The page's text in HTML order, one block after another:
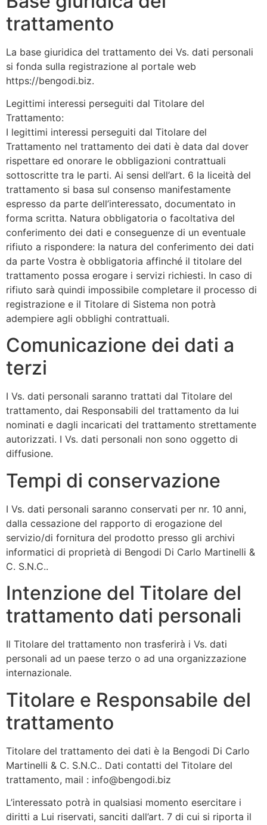
trattamento
La base giuridica del trattamento dei Vs. dati personali
si fonda sulla registrazione al portale web
https://bengodi.biz.
Legittimi interessi perseguiti dal Titolare del
Trattamento:
I legittimi interessi perseguiti dal Titolare del
Trattamento nel trattamento dei dati è data dal dover
rispettare ed onorare le obbligazioni contrattuali
sottoscritte tra le parti. Ai sensi dell’art. 6 la liceità del
trattamento si basa sul consenso manifestamente
espresso da parte dell’interessato, documentato in
forma scritta. Natura obbligatoria o facoltativa del
conferimento dei dati e conseguenze di un eventuale
rifiuto a rispondere: la natura del conferimento dei dati
da parte Vostra è obbligatoria affinché il titolare del
trattamento possa erogare i servizi richiesti. In caso di
rifiuto sarà quindi impossibile completare il processo di
registrazione e il Titolare di Sistema non potrà
adempiere agli obblighi contrattuali.
Comunicazione dei dati a
terzi
I Vs. dati personali saranno trattati dal Titolare del
trattamento, dai Responsabili del trattamento da lui
nominati e dagli incaricati del trattamento strettamente
autorizzati. I Vs. dati personali non sono oggetto di
diffusione.
Tempi di conservazione
I Vs. dati personali saranno conservati per nr. 10 anni,
dalla cessazione del rapporto di erogazione del
servizio/di fornitura del prodotto presso gli archivi
informatici di proprietà di Bengodi Di Carlo Martinelli &
C. S.N.C..
Intenzione del Titolare del
trattamento dati personali
Il Titolare del trattamento non trasferirà i Vs. dati
personali ad un paese terzo o ad una organizzazione
internazionale.
Titolare e Responsabile del
trattamento
Titolare del trattamento dei dati è la Bengodi Di Carlo
Martinelli & C. S.N.C.. Dati contatti del Titolare del
trattamento, mail : info@bengodi.biz
L’interessato potrà in qualsiasi momento esercitare i
diritti a Lui riservati, sanciti dall’art. 7 di cui si riporta il